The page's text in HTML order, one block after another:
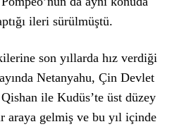
ileri sürülmüştü.
son yıllarda hız verdiği
Netanyahu, Çin Devlet
Qishan ile Kudüs’te üst düzey
araya gelmiş ve bu yıl içinde